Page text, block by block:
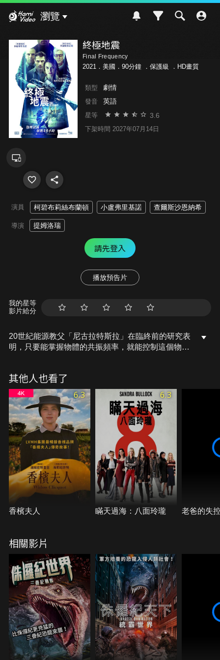
瀏覽
終極地震
Final Frequency
2021．美國．90分鐘 ． 保護級 ．HD畫質
類型 劇情
發音 英語
星等 3.6
下架時間 2027年07月14日
演員 柯碧布莉絲布蘭頓 小盧弗里基諾 查爾斯沙恩納希
導演 提姆洛瑞
請先登入
播放預告片
我的星等
影片給分
20世紀能源教父「尼古拉特斯拉」在臨終前的研究表
明，只要能掌握物體的共振頻率，就能控制這個物
的G20高峰會上地震的話，可能會造成洛杉磯一半以
上的城市被摧毀，後果不堪設想。艾絲特將此事告知
指導教授康納德博士時，教授卻收到了研究計畫金主
意外去世的消息，隨後教授也因這項秘密研究尼古拉
特斯拉的計畫而「被消失」了。為了找到教授以及尼
古拉特斯拉秘密的研究筆記，艾絲特趁夜晚潛入學
校，卻遭神秘人攻擊，才發現自己也已身陷這團迷霧
當中。一場拯救教授與世界的行動準備展開，究竟誰
才是真的幕後黑手？
其他人也看了
6.3
香檳夫人
6.3
瞞天過海：八面玲瓏 老爸的失
相關影片